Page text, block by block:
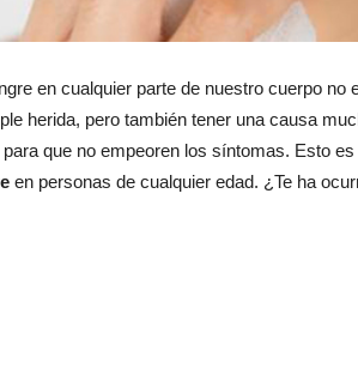
en cualquier parte de nuestro cuerpo no
herida, pero también tener una causa
que no empeoren los síntomas. Esto
en personas de cualquier edad. ¿Te ha